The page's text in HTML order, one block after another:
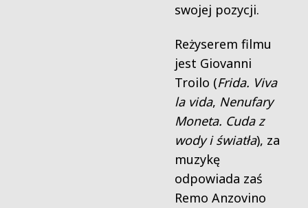
swojej pozycji.
Reżyserem filmu
jest Giovanni
Troilo (Frida. Viva
la vida, Nenufary
Moneta. Cuda z
wody i światła), za
muzykę
odpowiada zaś
Remo Anzovino